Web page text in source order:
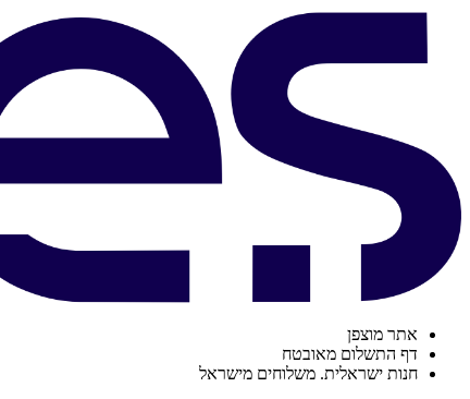
אתר מוצפן
דף התשלום מאובטח
חנות ישראלית. משלוחים מישראל